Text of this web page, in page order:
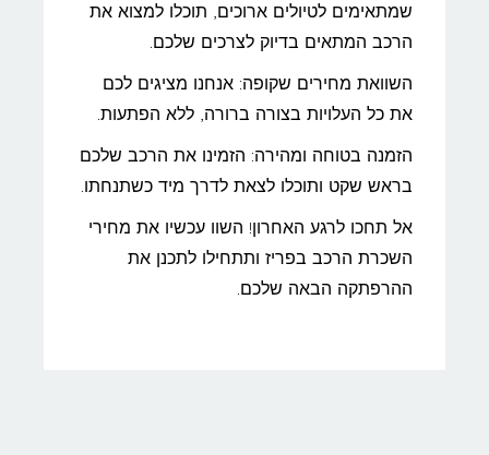
שמתאימים לטיולים ארוכים, תוכלו למצוא את
הרכב המתאים בדיוק לצרכים שלכם.
השוואת מחירים שקופה: אנחנו מציגים לכם
את כל העלויות בצורה ברורה, ללא הפתעות.
הזמנה בטוחה ומהירה: הזמינו את הרכב שלכם
בראש שקט ותוכלו לצאת לדרך מיד כשתנחתו.
אל תחכו לרגע האחרון! השוו עכשיו את מחירי
השכרת הרכב בפריז ותתחילו לתכנן את
ההרפתקה הבאה שלכם.